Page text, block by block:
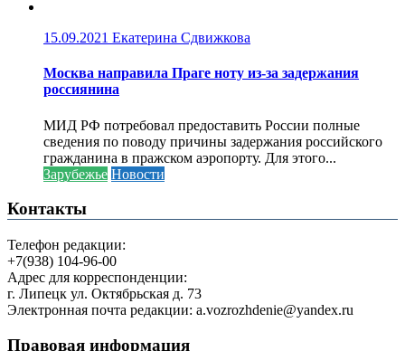
15.09.2021 Екатерина Сдвижкова
Москва направила Праге ноту из-за задержания
россиянина
МИД РФ потребовал предоставить России полные
сведения по поводу причины задержания российского
гражданина в пражском аэропорту. Для этого...
Зарубежье Новости
Контакты
Телефон редакции:
+7(938) 104-96-00
Адрес для корреспонденции:
г. Липецк ул. Октябрьская д. 73
Электронная почта редакции: a.vozrozhdenie@yandex.ru
Правовая информация